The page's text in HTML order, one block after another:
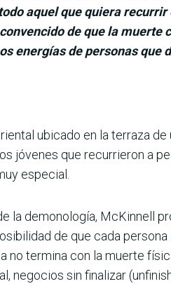
aquel que quiera recurrir
de que la muerte
energías de personas que
ubicado en la terraza
jóvenes que recurrieron a
especial.
la demonología, McKinnell
de que cada
no termina con la muerte
negocios sin finalizar